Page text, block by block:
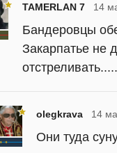
TAMERLAN 7 14
Бандеровцы
Закарпатье не
отстреливать.....
olegkrava 14
Они туда